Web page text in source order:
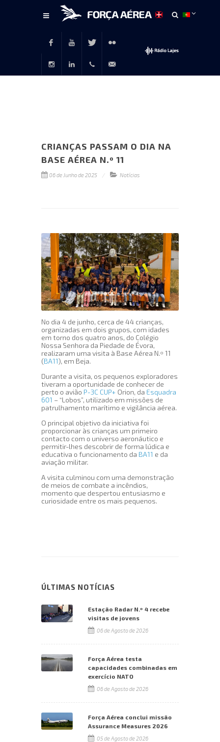
FacebookYoutubeTwitter Flickr
CRIANÇAS PASSAM O DIA NA
BASE AÉREA N.º 11
06 de Junho de 2025 Notícias
No dia 4 de junho, cerca de 44 crianças,
organizadas em dois grupos, com idades
em torno dos quatro anos, do Colégio
Nossa Senhora da Piedade de Évora,
realizaram uma visita à Base Aérea N.º 11
(BA11), em Beja.
Durante a visita, os pequenos exploradores
tiveram a oportunidade de conhecer de
perto o avião P-3C CUP+ Orion, da Esquadra
601 – “Lobos”, utilizado em missões de
patrulhamento marítimo e vigilância aérea.
O principal objetivo da iniciativa foi
proporcionar às crianças um primeiro
contacto com o universo aeronáutico e
permitir-lhes descobrir de forma lúdica e
educativa o funcionamento da BA11 e da
aviação militar.
A visita culminou com uma demonstração
de meios de combate a incêndios,
momento que despertou entusiasmo e
curiosidade entre os mais pequenos.
ÚLTIMAS NOTÍCIAS
Estação Radar N.º 4 recebe
visitas de jovens
06 de Agosto de 2026
Força Aérea testa
capacidades combinadas em
exercício NATO
06 de Agosto de 2026
Força Aérea conclui missão
Assurance Measures 2026
05 de Agosto de 2026